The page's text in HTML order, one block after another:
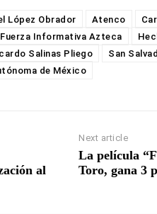
López Obrador Atenco
Fuerza Informativa Azteca
Salinas Pliego San
de México
al
Next article
La película
Toro, gana 3